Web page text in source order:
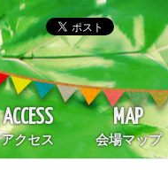
ACCESS
アクセス
MAP
会場マップ